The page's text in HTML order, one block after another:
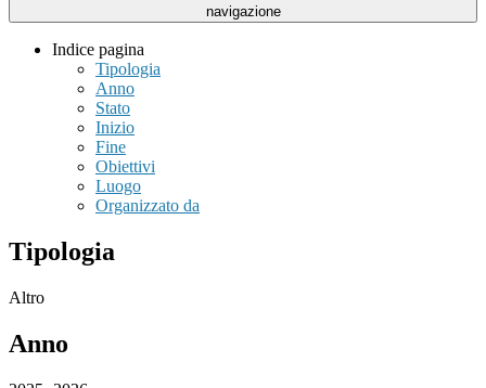
navigazione
Indice pagina
Tipologia
Anno
Stato
Inizio
Fine
Obiettivi
Luogo
Organizzato da
Tipologia
Altro
Anno